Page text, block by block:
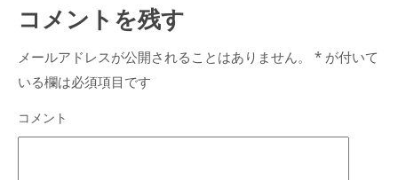
コメントを残す
メールアドレスが公開されることはありません。 *が付いて
いる欄は必須項目です
コメント